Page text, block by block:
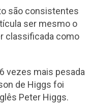
são consistentes
ser mesmo o
classificada como
vezes mais pesada
de Higgs foi
Peter Higgs.